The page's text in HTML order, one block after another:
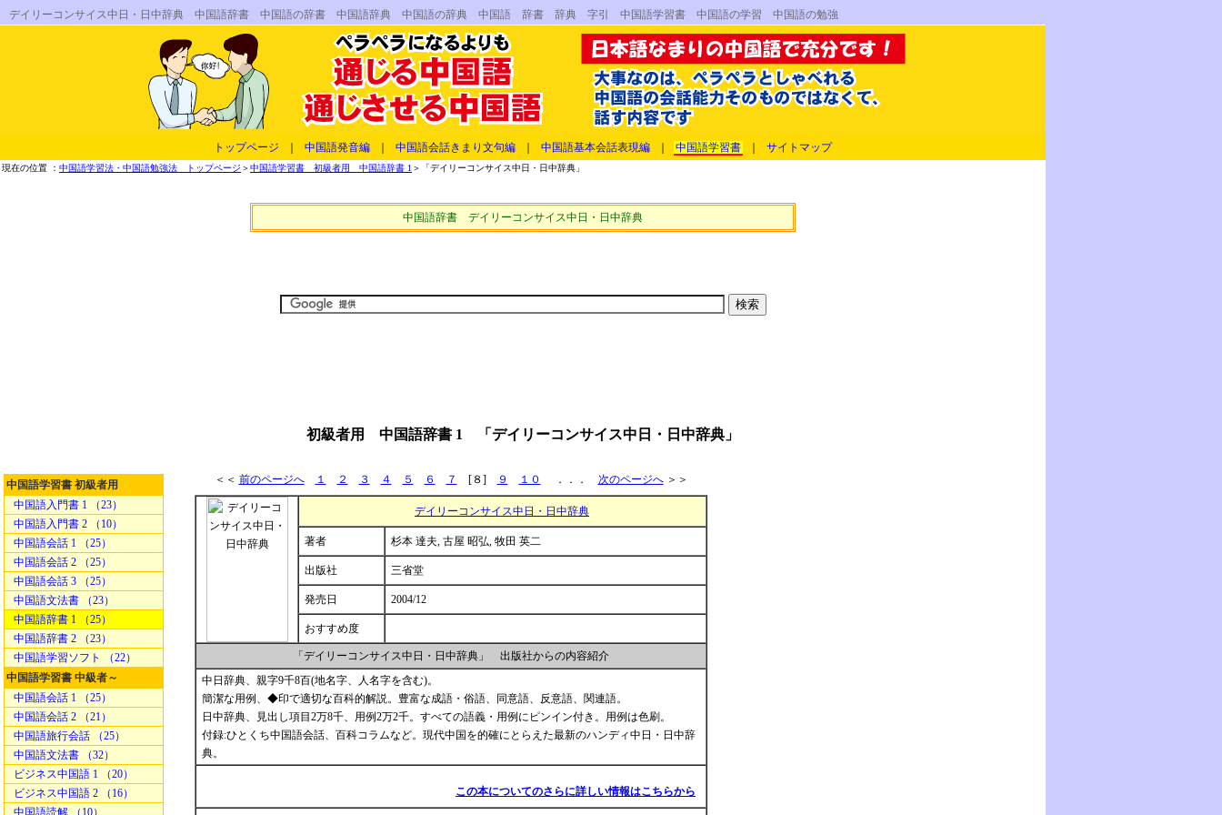
デイリーコンサイス中日・日中辞典 中国語辞書 中国語の辞書 中国語辞典 中国語の辞典 中国語 辞書 辞典 字引 中国語学習書 中国語の学習 中国語の勉強
トップページ 中国語発音編 中国語会話きまり文句編 中国語基本会話表現編 中国語学習書 サイトマップ
現在の位置 ： 中国語学習法・中国語勉強法 トップページ ＞中国語学習書 初級者用 中国語辞書 1 ＞「デイリーコンサイス中日・日中辞典」
中国語辞書 デイリーコンサイス中日・日中辞典
初級者用 中国語辞書 1 「デイリーコンサイス中日・日中辞典」
中国語学習書 初級者用
中国語入門書 1 （23）
中国語入門書 2 （10）
中国語会話 1 （25）
中国語会話 2 （25）
中国語会話 3 （25）
中国語文法書 （23）
中国語辞書 1 （25）
中国語辞書 2 （23）
中国語学習ソフト （22）
中国語学習書 中級者～
中国語会話 1 （25）
中国語会話 2 （21）
中国語旅行会話 （25）
中国語文法書 （32）
ビジネス中国語 1 （20）
ビジネス中国語 2 （16）
中国語読解 （10）
＜＜ 前のページへ １ ２ ３ ４ ５ ６ ７ [８] ９ １０ ．．． 次のページへ＞＞
デイリーコンサイス中日・日中辞典
著者 杉本 達夫, 古屋 昭弘, 牧田 英二
出版社 三省堂
発売日 2004/12
おすすめ度
「デイリーコンサイス中日・日中辞典」 出版社からの内容紹介
中日辞典、親字9千8百(地名字、人名字を含む)。
簡潔な用例、◆印で適切な百科的解説。豊富な成語・俗語、同意語、反意語、関連語。
日中辞典、見出し項目2万8千、用例2万2千。すべての語義・用例にピンイン付き。用例は色刷。
付録:ひとくち中国語会話、百科コラムなど。現代中国を的確にとらえた最新のハンディ中日・日中辞
典。
この本についてのさらに詳しい情報はこちらから